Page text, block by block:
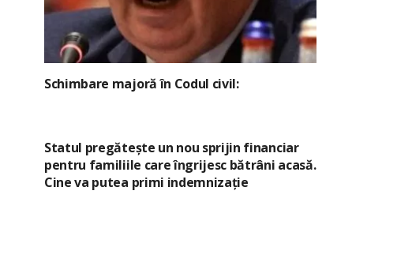
Schimbare majoră în Codul civil:
Statul pregătește un nou sprijin financiar
pentru familiile care îngrijesc bătrâni acasă.
Cine va putea primi indemnizație